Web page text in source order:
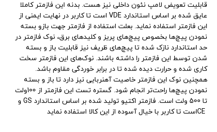
قابلیت تعویض لامپ نئون داخلی نیز هست. بدنه این فازمتر کاملا
عایق شده بر اساس استاندارد VDE است تا کاربر در نهایت ایمنی از
این فازمتر استفاده نماید. بعلت استفاده از فازمتر جهت بازو بسته
نمودن پیچ‌ها بخصوص پیچ‌های پریز و کلیدهای برق، نوک فازمتر در
حد استاندارد نازک شده تا پیچ‌های ظریف نیز قابلیت باز و بسته
شدن توسط این فازمتر را داشته باشند. نوک‌های این فازمتر سخت
کاری شده و حرارت دیده شده تا در برابر خوردگی مقاوم باشد.
همچنین نوک این فازمتر خاصیت آهنربایی نیز دارد تا باز و بسته
نمودن پیچ‌ها راحت‌تر انجام شود. گستره تست این فازمتر از 100ولت
تا 500 ولت است. فازمتر اکتیو تولید شده بر اساس استاندارد GS و